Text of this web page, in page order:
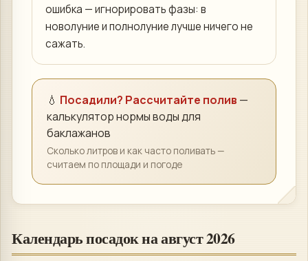
ошибка — игнорировать фазы: в
новолуние и полнолуние лучше ничего не
сажать.
💧 Посадили? Рассчитайте полив —
калькулятор нормы воды для
баклажанов
Сколько литров и как часто поливать —
считаем по площади и погоде
Календарь посадок наавгуст 2026